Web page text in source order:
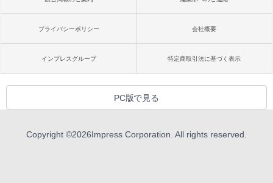
プライバシーポリシー 会社概要
インプレスグループ 特定商取引法に基づく表示
PC版で見る
Copyright ©2026Impress Corporation. All rights reserved.